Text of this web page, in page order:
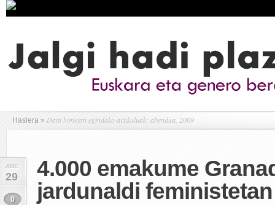
Hasiera » Data honetan egindako artikuluak: abendua, 2009
ABE
29
0
4.000 emakume
jardunaldi feministetan